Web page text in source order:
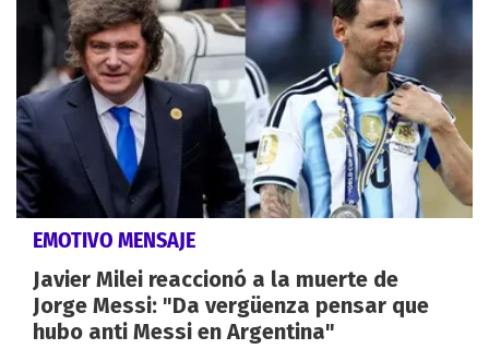
EMOTIVO MENSAJE
Javier Milei reaccionó a la muerte de
Jorge Messi: "Da vergüenza pensar que
hubo anti Messi en Argentina"